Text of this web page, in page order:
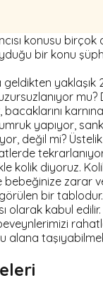
konusu birçok
bir konu
yaklaşık
yapıyor,
değil mi?
kolik diyoruz.
bebeğinize zarar
görülen bir
olarak kabul
alana